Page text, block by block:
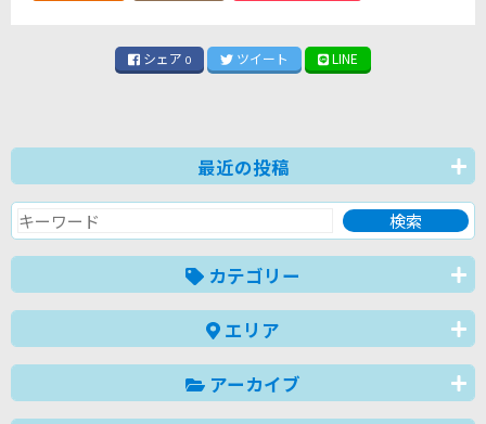
シェア 0 ツイート LINE
最近の投稿
カテゴリー
エリア
アーカイブ